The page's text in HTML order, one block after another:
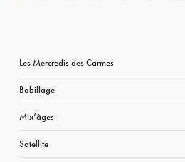
Les Mercredis des Carmes
Babillage
Mix’âges
Satellite